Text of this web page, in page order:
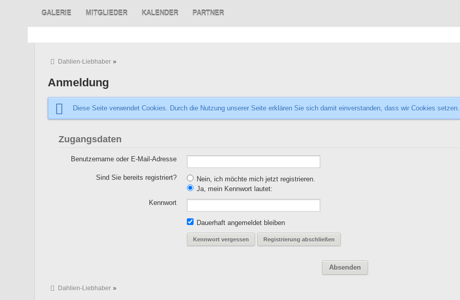
GALERIE MITGLIEDER KALENDER PARTNER
Dahlien-Liebhaber »
Anmeldung
Diese Seite verwendet Cookies. Durch die Nutzung unserer Seite erklären Sie sich damit einverstanden, dass wir Cookies
Zugangsdaten
Benutzername oder E-Mail-Adresse
Sind Sie bereits registriert?
Nein, ich möchte mich jetzt registrieren.
Ja, mein Kennwort lautet:
Kennwort
Dauerhaft angemeldet bleiben
Kennwort vergessen Registrierung abschließen
Dahlien-Liebhaber »